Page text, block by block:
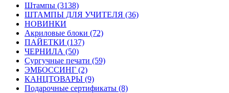
Штампы (3138)
ШТАМПЫ ДЛЯ УЧИТЕЛЯ (36)
НОВИНКИ
Акриловые блоки (72)
ПАЙЕТКИ (137)
ЧЕРНИЛА (50)
Сургучные печати (59)
ЭМБОССИНГ (2)
КАНЦТОВАРЫ (9)
Подарочные сертификаты (8)